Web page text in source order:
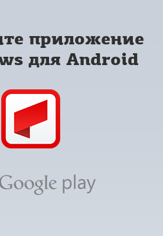
приложение
для Android